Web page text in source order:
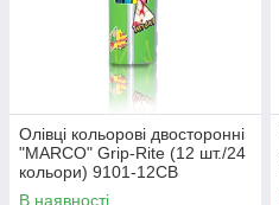
Олівці кольорові двосторонні
"MARCO" Grip-Rite (12 шт./24
кольори) 9101-12CB
В наявності